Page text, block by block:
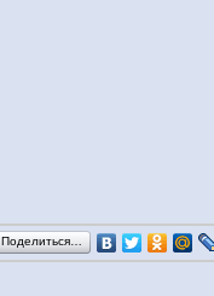
Поделиться…